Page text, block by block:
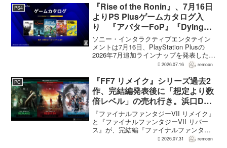
PS4
『Rise of the Ronin』、7月16日
よりPS Plusゲームカタログ入
り 『アバターFoP』『Dying
Light』なども順次配信
ソニー・インタラクティブエンタテイン
メントは7月16日、PlayStation Plusの
2026年7月追加ラインナップを発表した。
幕末の日本を舞台とするTeam NINJAのオ
the Ron...
2026.07.16 remoon
PC
『FF7 リメイク』シリーズ過去2
作、完結編発表後に「想定より数
倍レベル」の売れ行き。浜口Dが
明かす
『ファイナルファンタジーVII リメイク』
と『ファイナルファンタジーVII リバー
ス』が、完結編『ファイナルファンタジ
ーVII リベレーション』の発表後、「我々
2026.07.31 remoon